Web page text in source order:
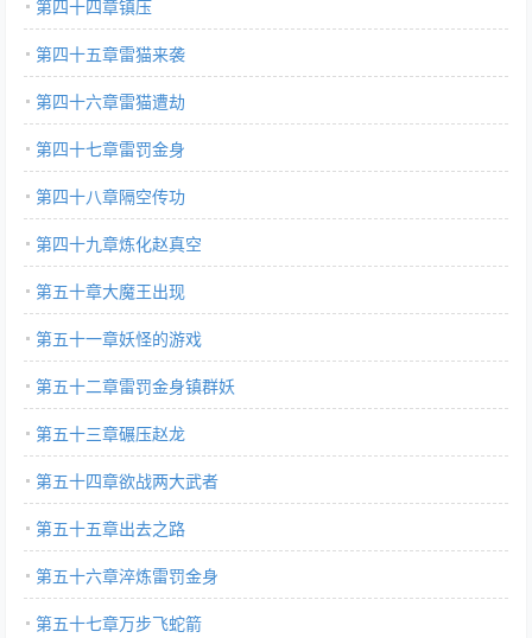
第四十四章镇压
第四十五章雷猫来袭
第四十六章雷猫遭劫
第四十七章雷罚金身
第四十八章隔空传功
第四十九章炼化赵真空
第五十章大魔王出现
第五十一章妖怪的游戏
第五十二章雷罚金身镇群妖
第五十三章碾压赵龙
第五十四章欲战两大武者
第五十五章出去之路
第五十六章淬炼雷罚金身
第五十七章万步飞蛇箭